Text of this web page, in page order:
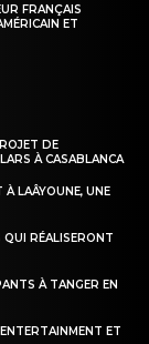
FRANÇAIS
ET
DE
À CASABLANCA
LAÂYOUNE, UNE
QUI RÉALISERONT
À TANGER EN
ET